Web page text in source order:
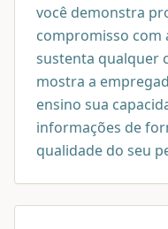
você demonstra
compromisso com
sustenta qualquer
mostra a
ensino sua
informações de
qualidade do seu